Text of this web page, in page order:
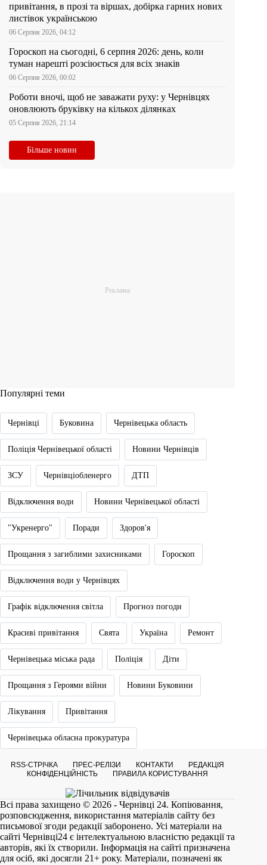
привітання, в прозі та віршах, добірка гарних нових
листівок українською
06 Серпня 2026, 04:12
Гороскоп на сьогодні, 6 серпня 2026: день, коли
туман нарешті розсіюється для всіх знаків
06 Серпня 2026, 00:02
Роботи вночі, щоб не заважати руху: у Чернівцях
оновлюють бруківку на кількох ділянках
05 Серпня 2026, 21:14
Більше новин
Популярні теми
Чернівці Буковина Чернівецька область
Поліція Чернівецької області Новини Чернівців
ЗСУ Чернівціобленерго ДТП
Відключення води Новини Чернівецької області
"Укренерго" Поради Здоров'я
Прощання з загиблими захисниками Гороскоп
Відключення води у Чернівцях
Графік відключення світла Прогноз погоди
Красиві привітання Свята Україна Ремонт
Чернівецька міська рада Поліція Діти
Прощання з Героями війни Новини Буковини
Лікування Привітання
Чернівецька обласна прокуратура
RSS-СТРІЧКА ПРЕС-РЕЛІЗИ КОНТАКТИ
РЕДАКЦІЯ
КОНФІДЕНЦІЙНІСТЬ
ПРАВИЛА КОРИСТУВАННЯ
Всі права захищено © 2026 - Чернівці 24. Копіювання,
розповсюдження, використання матеріалів сайту без
письмової згоди редакції заборонено. Усі матеріали на
сайті Чернівці24 є інтелектуальною власністю редакції та
авторів, які їх створили. Інформація на сайті призначена
для осіб, які досягли 21+ року. Матеріали, позначені як